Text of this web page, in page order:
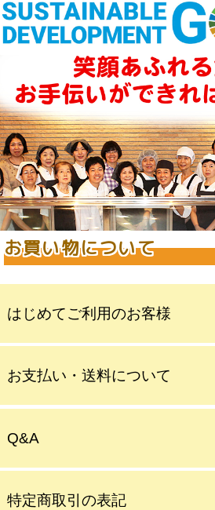
お買い物について
はじめてご利用のお客様
お支払い・送料について
Q&A
特定商取引の表記